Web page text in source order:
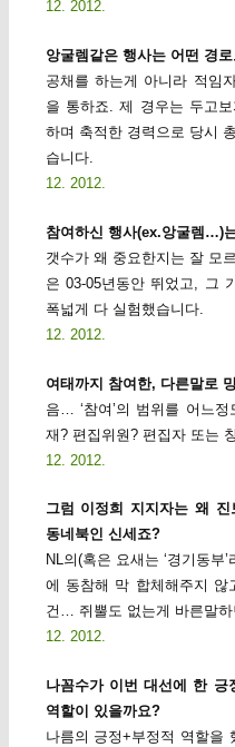
12. 2012.
앙굴렘같은 행사는 어떤 경
공채를 하는게 아니라 적임
을 통하죠. 제 경우는 두고
하며 축적한 경력으로 당시
습니다.
12. 2012.
참여하신 행사(ex.앙굴렘…)
갯수가 왜 중요한지는 잘 모
은 03-05년동안 뛰었고, 그
폭넓게 다 실험했습니다.
12. 2012.
여태까지 참여한, 다른말로
음… ‘참여’의 범위를 어느
재? 편집위원? 편집자 또는
12. 2012.
그럼 이정희 지지자는 왜
동네북인 신세죠?
NL의(혹은 요새는 ‘경기동부
에 동참해 막 합체해주지 않
건… 쥐뿔도 없는게 바른말
12. 2012.
나꼼수가 이번 대선에 한 긍
역할이 있을까요?
나름의 긍정+부정적 역할을